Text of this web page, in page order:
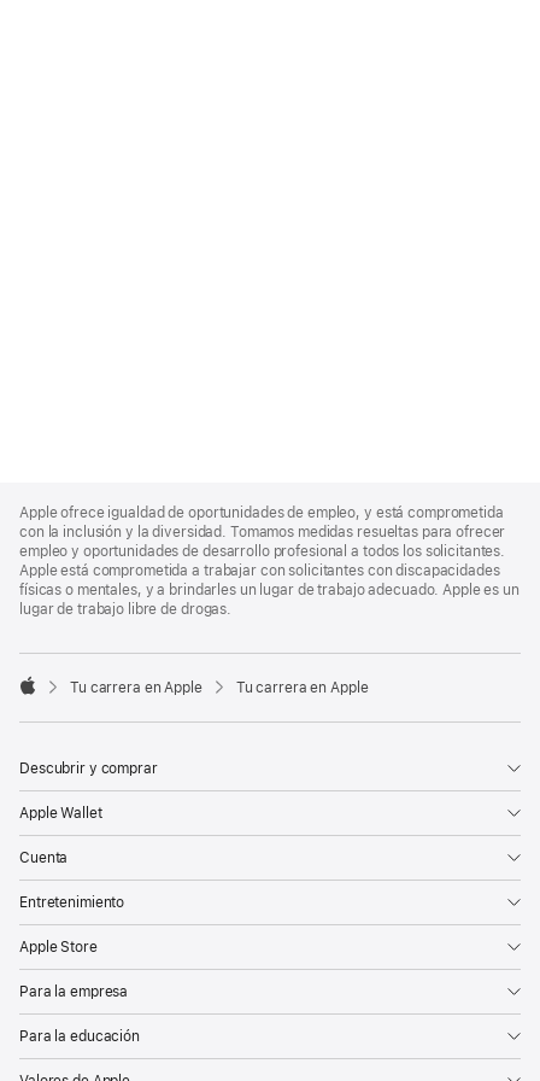
Footer
Apple ofrece igualdad de oportunidades de empleo, y está comprometida
con la inclusión y la diversidad. Tomamos medidas resueltas para ofrecer
empleo y oportunidades de desarrollo profesional a todos los solicitantes.
Apple está comprometida a trabajar con solicitantes con discapacidades
físicas o mentales, y a brindarles un lugar de trabajo adecuado. Apple es un
lugar de trabajo libre de drogas.

Tu carrera en Apple Tu carrera en Apple
Descubrir y comprar
Apple Wallet
Cuenta
Entretenimiento
Apple Store
Para la empresa
Para la educación